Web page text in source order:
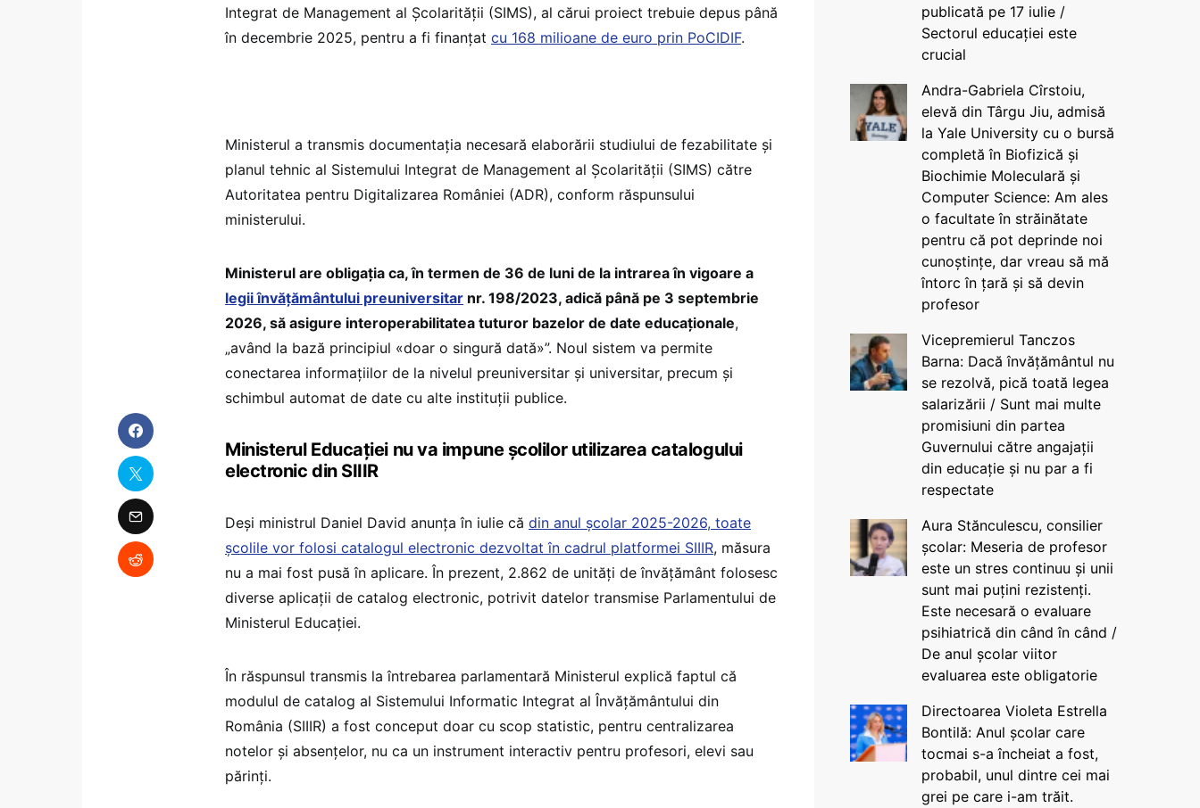
Integrat de Management al Școlarității (SIMS), al cărui proiect trebuie depus până
în decembrie 2025, pentru a fi finanțat cu 168 milioane de euro prin PoCIDIF.
Ministerul a transmis documentația necesară elaborării studiului de fezabilitate și
planul tehnic al Sistemului Integrat de Management al Școlarității (SIMS) către
Autoritatea pentru Digitalizarea României (ADR), conform răspunsului
ministerului.
Ministerul are obligația ca, în termen de 36 de luni de la intrarea în vigoare a
legii învățământului preuniversitar nr. 198/2023, adică până pe 3 septembrie
2026, să asigure interoperabilitatea tuturor bazelor de date educaționale,
„având la bază principiul «doar o singură dată»”. Noul sistem va permite
conectarea informațiilor de la nivelul preuniversitar și universitar, precum și
schimbul automat de date cu alte instituții publice.
Ministerul Educației nu va impune școlilor utilizarea catalogului
electronic din SIIIR
Deși ministrul Daniel David anunța în iulie că din anul școlar 2025-2026, toate
școlile vor folosi catalogul electronic dezvoltat în cadrul platformei SIIIR, măsura
nu a mai fost pusă în aplicare. În prezent, 2.862 de unități de învățământ folosesc
diverse aplicații de catalog electronic, potrivit datelor transmise Parlamentului de
Ministerul Educației.
În răspunsul transmis la întrebarea parlamentară Ministerul explică faptul că
modulul de catalog al Sistemului Informatic Integrat al Învățământului din
România (SIIIR) a fost conceput doar cu scop statistic, pentru centralizarea
notelor și absențelor, nu ca un instrument interactiv pentru profesori, elevi sau
părinți.
publicată pe 17 iulie /
Sectorul educației este
crucial
Andra-Gabriela Cîrstoiu,
elevă din Târgu Jiu, admisă
la Yale University cu o bursă
completă în Biofizică și
Biochimie Moleculară și
Computer Science: Am ales
o facultate în străinătate
pentru că pot deprinde noi
cunoștințe, dar vreau să mă
întorc în țară și să devin
profesor
Vicepremierul Tanczos
Barna: Dacă învățământul nu
se rezolvă, pică toată legea
salarizării / Sunt mai multe
promisiuni din partea
Guvernului către angajații
din educație și nu par a fi
respectate
Aura Stănculescu, consilier
școlar: Meseria de profesor
este un stres continuu și unii
sunt mai puțini rezistenți.
Este necesară o evaluare
psihiatrică din când în când /
De anul școlar viitor
evaluarea este obligatorie
Directoarea Violeta Estrella
Bontilă: Anul școlar care
tocmai s-a încheiat a fost,
probabil, unul dintre cei mai
grei pe care i-am trăit.